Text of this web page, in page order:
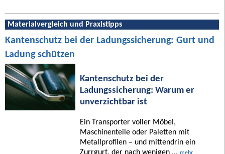
Materialvergleich und Praxistipps
Kantenschutz bei der Ladungssicherung: Gurt und
Ladung schützen
Kantenschutz bei der
Ladungssicherung: Warum er
unverzichtbar ist
Ein Transporter voller Möbel,
Maschinenteile oder Paletten mit
Metallprofilen – und mittendrin ein